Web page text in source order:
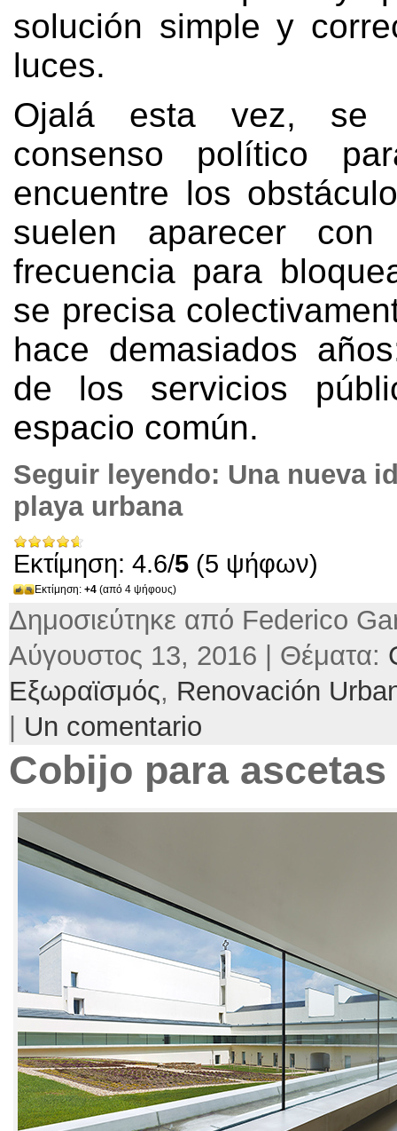
solución simple y
luces.
Ojalá esta vez, se
consenso político
encuentre los
suelen aparecer con
frecuencia para
se precisa
hace demasiados años
de los servicios
espacio común.
Seguir leyendo: Una nueva
playa urbana
Εκτίμηση: 4.6/5 (5 ψήφων)
Εκτίμηση: +4 (από 4 ψήφους)
Δημοσιεύτηκε από Federico
Αύγουστος 13, 2016 | Θέματα:
Εξωραϊσμός, Renovación
Un comentario
Cobijo para ascetas